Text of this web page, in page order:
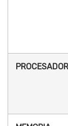
PROCESADOR